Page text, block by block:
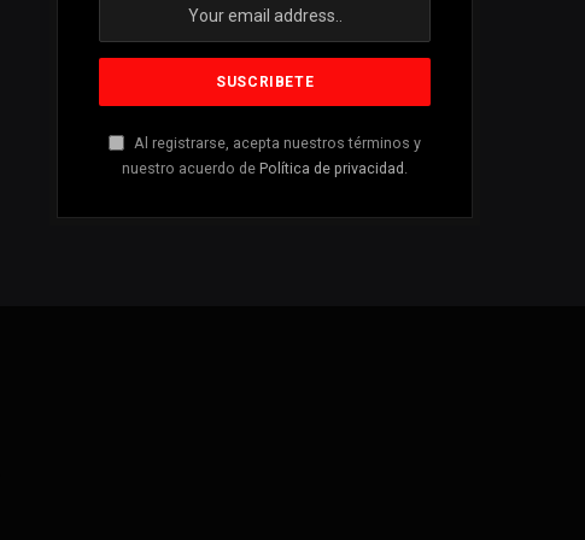
Al registrarse, acepta nuestros términos y
nuestro acuerdo dePolítica de privacidad .